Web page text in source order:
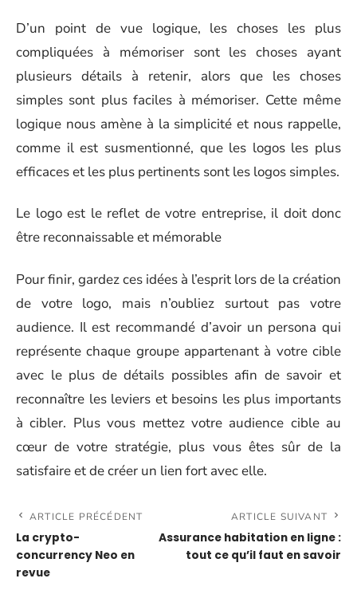
D’un point de vue logique, les choses les plus
compliquées à mémoriser sont les choses ayant
plusieurs détails à retenir, alors que les choses
simples sont plus faciles à mémoriser. Cette même
logique nous amène à la simplicité et nous rappelle,
comme il est susmentionné, que les logos les plus
efficaces et les plus pertinents sont les logos simples.
Le logo est le reflet de votre entreprise, il doit donc
être reconnaissable et mémorable
Pour finir, gardez ces idées à l’esprit lors de la création
de votre logo, mais n’oubliez surtout pas votre
audience. Il est recommandé d’avoir un persona qui
représente chaque groupe appartenant à votre cible
avec le plus de détails possibles afin de savoir et
reconnaître les leviers et besoins les plus importants
à cibler. Plus vous mettez votre audience cible au
cœur de votre stratégie, plus vous êtes sûr de la
satisfaire et de créer un lien fort avec elle.
ARTICLE PRÉCÉDENT
La crypto-
concurrency Neo en
revue
ARTICLE SUIVANT
Assurance habitation en ligne :
tout ce qu’il faut en savoir